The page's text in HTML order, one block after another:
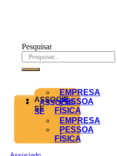
Pesquisar
ASSOCIE-
SE
EMPRESA
PESSOA
FÍSICA
ASSOCIE-
SE
EMPRESA
PESSOA
FÍSICA